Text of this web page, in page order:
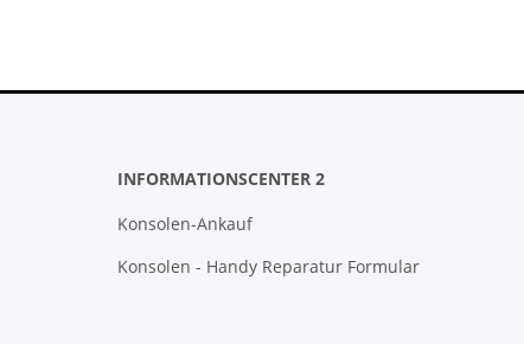
INFORMATIONSCENTER 2
Konsolen-Ankauf
Konsolen - Handy Reparatur Formular